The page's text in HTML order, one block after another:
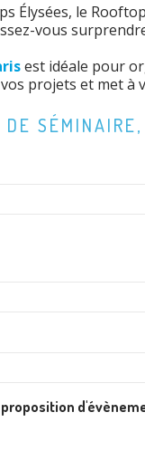
Élysées, le
vous
est idéale pour
vos projets et met